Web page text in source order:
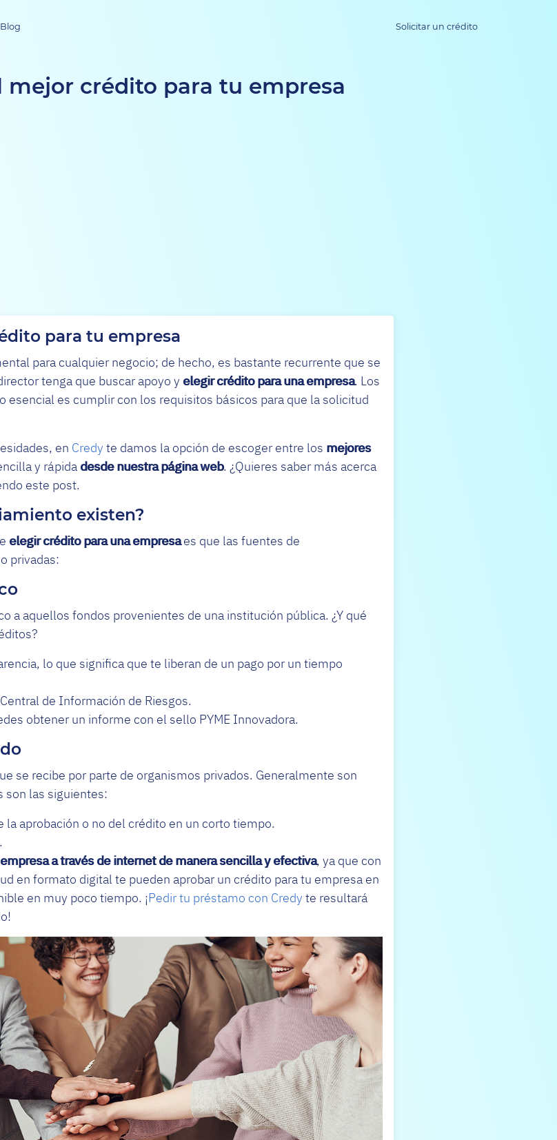
Blog Solicitar un crédito
mejor crédito para tu empresa
para tu empresa
para cualquier negocio; de hecho, es bastante recurrente que se
tenga que buscar apoyo y elegir crédito para una empresa. Los
esencial es cumplir con los requisitos básicos para que la solicitud
en Credy te damos la opción de escoger entre los mejores
y rápida desde nuestra página web. ¿Quieres saber más acerca
este post.
existen?
elegir crédito para una empresaes que las fuentes de
privadas:
a aquellos fondos provenientes de una institución pública. ¿Y qué
lo que significa que te liberan de un pago por un tiempo
de Información de Riesgos.
obtener un informe con el sello PYME Innovadora.
se recibe por parte de organismos privados. Generalmente son
son las siguientes:
la aprobación o no del crédito en un corto tiempo.
a través de internet de manera sencilla y efectiva, ya que con
en formato digital te pueden aprobar un crédito para tu empresa en
en muy poco tiempo. ¡Pedir tu préstamo con Credy te resultará